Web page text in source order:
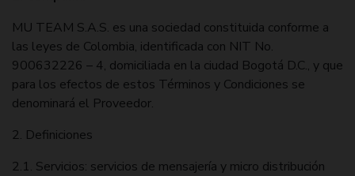
MU TEAM S.A.S. es una sociedad constituida conforme a
las leyes de Colombia, identificada con NIT No.
900632226 – 4, domiciliada en la ciudad Bogotá D.C., y que
para los efectos de estos Términos y Condiciones se
denominará el Proveedor.
2. Definiciones
2.1. Servicios: servicios de mensajería y micro distribución